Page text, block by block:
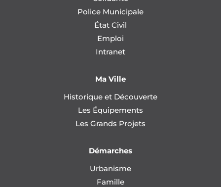
Police Municipale
État Civil
Emploi
Intranet
Ma Ville
Historique et Découverte
Les Équipements
Les Grands Projets
Démarches
Urbanisme
Famille